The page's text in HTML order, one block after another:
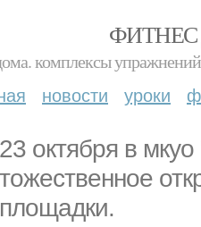
комплексы
новости уроки
23 октября в
тожественное
площадки.